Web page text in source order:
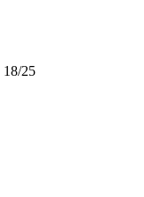
18/25